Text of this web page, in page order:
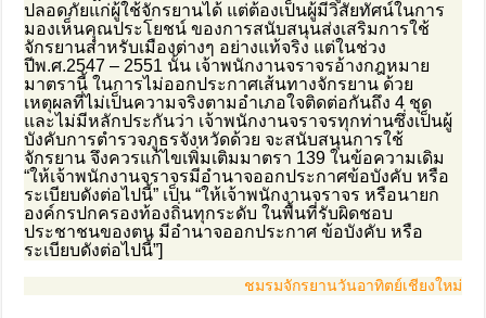
ปลอดภัยแก่ผู้ใช้จักรยานได้ แต่ต้องเป็นผู้มีวิสัยทัศน์ในการ
มองเห็นคุณประโยชน์ ของการสนับสนุนส่งเสริมการใช้
จักรยานสำหรับเมืองต่างๆ อย่างแท้จริง แต่ในช่วง
ปีพ.ศ.2547 – 2551 นั้น เจ้าพนักงานจราจรอ้างกฎหมาย
มาตรานี้ ในการไม่ออกประกาศเส้นทางจักรยาน ด้วย
เหตุผลที่ไม่เป็นความจริงตามอำเภอใจติดต่อกันถึง 4 ชุด
และไม่มีหลักประกันว่า เจ้าพนักงานจราจรทุกท่านซึ่งเป็นผู้
บังคับการตำรวจภูธรจังหวัดด้วย จะสนับสนุนการใช้
จักรยาน จึงควรแก้ไขเพิ่มเติมมาตรา 139 ในข้อความเดิม
“ให้เจ้าพนักงานจราจรมีอำนาจออกประกาศข้อบังคับ หรือ
ระเบียบดังต่อไปนี้” เป็น “ให้เจ้าพนักงานจราจร หรือนายก
องค์กรปกครองท้องถิ่นทุกระดับ ในพื้นที่รับผิดชอบ
ประชาชนของตน มีอำนาจออกประกาศ ข้อบังคับ หรือ
ระเบียบดังต่อไปนี้”]
ชมรมจักรยานวันอาทิตย์เชียงใหม่